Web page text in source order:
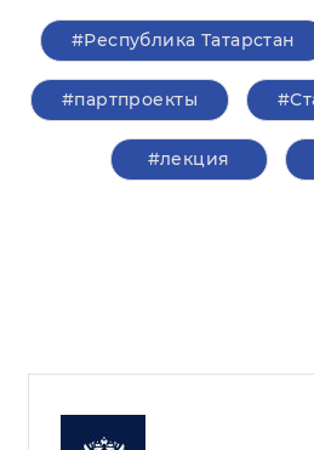
#Республика Татарстан
#партпроекты
#лекция